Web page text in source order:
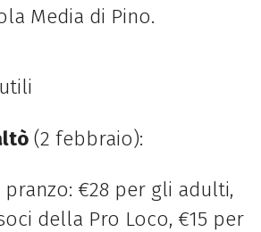
Media di Pino.
(2 febbraio):
€28 per gli adulti,
della Pro Loco, €15 per